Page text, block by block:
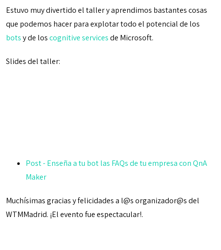
Estuvo muy divertido el taller y aprendimos bastantes cosas
que podemos hacer para explotar todo el potencial de los
botsy de loscognitive servicesde Microsoft.
Slides del taller:
Post - Enseña a tu bot las FAQs de tu empresa con QnA
Maker
Muchísimas gracias y felicidades a l@s organizador@s del
WTMMadrid. ¡El evento fue espectacular!.